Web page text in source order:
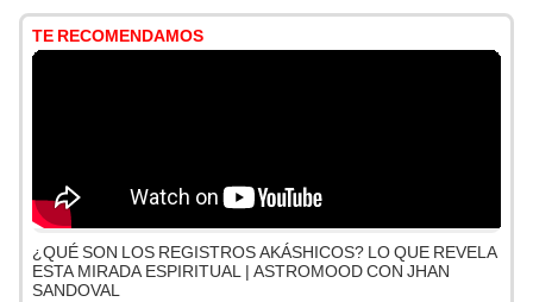
TE RECOMENDAMOS
¿QUÉ SON LOS REGISTROS AKÁSHICOS? LO QUE REVELA
ESTA MIRADA ESPIRITUAL | ASTROMOOD CON JHAN
SANDOVAL